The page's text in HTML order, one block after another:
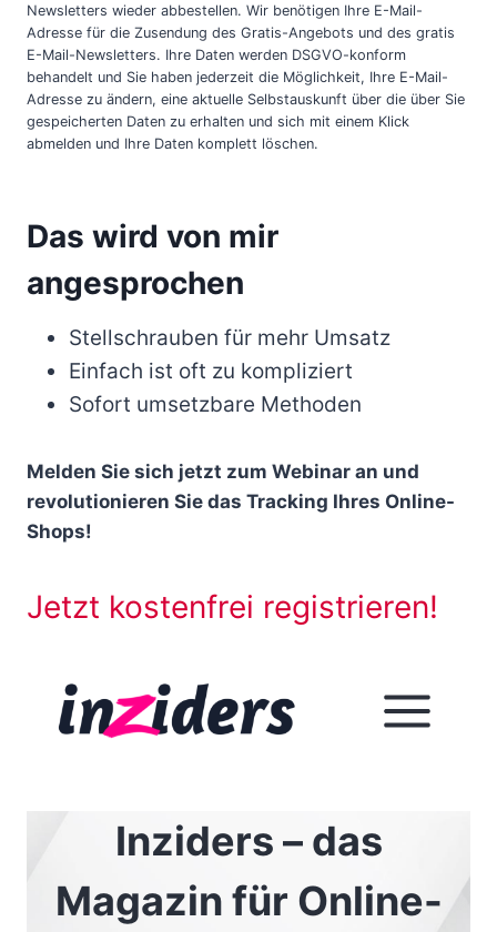
Newsletters wieder abbestellen. Wir benötigen Ihre E-Mail-
Adresse für die Zusendung des Gratis-Angebots und des gratis
E-Mail-Newsletters. Ihre Daten werden DSGVO-konform
behandelt und Sie haben jederzeit die Möglichkeit, Ihre E-Mail-
Adresse zu ändern, eine aktuelle Selbstauskunft über die über Sie
gespeicherten Daten zu erhalten und sich mit einem Klick
abmelden und Ihre Daten komplett löschen.
Das wird von mir
angesprochen
Stellschrauben für mehr Umsatz
Einfach ist oft zu kompliziert
Sofort umsetzbare Methoden
Melden Sie sich jetzt zum Webinar an und
revolutionieren Sie das Tracking Ihres Online-
Shops!
Jetzt kostenfrei registrieren!